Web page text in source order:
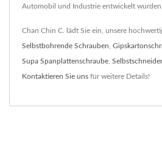
Automobil und Industrie entwickelt wurden.
Chan Chin C. lädt Sie ein, unsere
Selbstbohrende Schrauben
Supa Spanplattenschraube
Kontaktieren Sie uns für weitere Details!